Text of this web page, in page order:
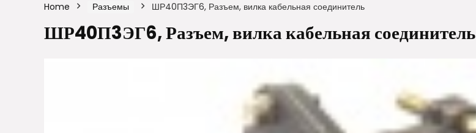
Home Разъемы ШР40П3ЭГ6, Разъем, вилка кабельная соединитель
ШР40П3ЭГ6, Разъем, вилка кабельная соединитель